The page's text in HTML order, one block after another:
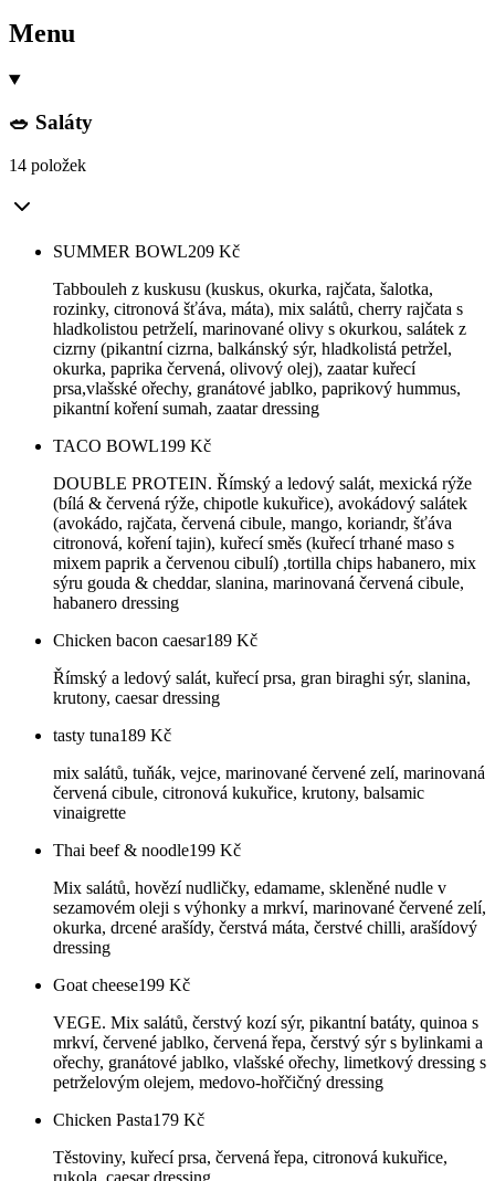
Menu
🥗 Saláty
14 položek
SUMMER BOWL209 Kč
Tabbouleh z kuskusu (kuskus, okurka, rajčata, šalotka,
rozinky, citronová šťáva, máta), mix salátů, cherry rajčata s
hladkolistou petrželí, marinované olivy s okurkou, salátek z
cizrny (pikantní cizrna, balkánský sýr, hladkolistá petržel,
okurka, paprika červená, olivový olej), zaatar kuřecí
prsa,vlašské ořechy, granátové jablko, paprikový hummus,
pikantní koření sumah, zaatar dressing
TACO BOWL199 Kč
DOUBLE PROTEIN. Římský a ledový salát, mexická rýže
(bílá & červená rýže, chipotle kukuřice), avokádový salátek
(avokádo, rajčata, červená cibule, mango, koriandr, šťáva
citronová, koření tajin), kuřecí směs (kuřecí trhané maso s
mixem paprik a červenou cibulí) ,tortilla chips habanero, mix
sýru gouda & cheddar, slanina, marinovaná červená cibule,
habanero dressing
Chicken bacon caesar189 Kč
Římský a ledový salát, kuřecí prsa, gran biraghi sýr, slanina,
krutony, caesar dressing
tasty tuna189 Kč
mix salátů, tuňák, vejce, marinované červené zelí, marinovaná
červená cibule, citronová kukuřice, krutony, balsamic
vinaigrette
Thai beef & noodle199 Kč
Mix salátů, hovězí nudličky, edamame, skleněné nudle v
sezamovém oleji s výhonky a mrkví, marinované červené zelí,
okurka, drcené arašídy, čerstvá máta, čerstvé chilli, arašídový
dressing
Goat cheese199 Kč
VEGE. Mix salátů, čerstvý kozí sýr, pikantní batáty, quinoa s
mrkví, červené jablko, červená řepa, čerstvý sýr s bylinkami a
ořechy, granátové jablko, vlašské ořechy, limetkový dressing s
petrželovým olejem, medovo-hořčičný dressing
Chicken Pasta179 Kč
Těstoviny, kuřecí prsa, červená řepa, citronová kukuřice,
rukola, caesar dressing